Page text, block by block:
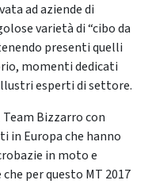
ad aziende di
varietà di “cibo da
presenti quelli
momenti dedicati
esperti di settore.
Bizzarro con
in Europa che hanno
in moto e
per questo MT 2017